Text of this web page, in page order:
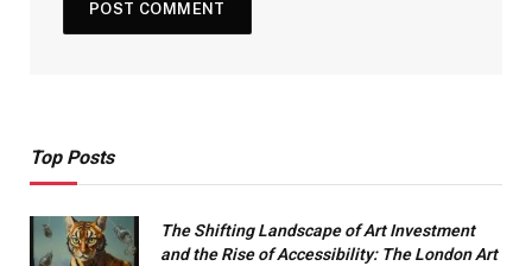
Top Posts
The Shifting Landscape of Art Investment
and the Rise of Accessibility: The London Art